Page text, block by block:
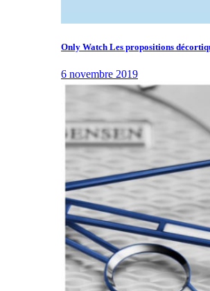
Only Watch Les propositions
6 novembre 2019